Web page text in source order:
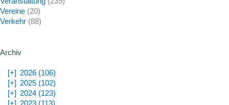
Vereine (20)
Verkehr (88)
Archiv
[+] 2026 (106)
[+] 2025 (102)
[+] 2024 (123)